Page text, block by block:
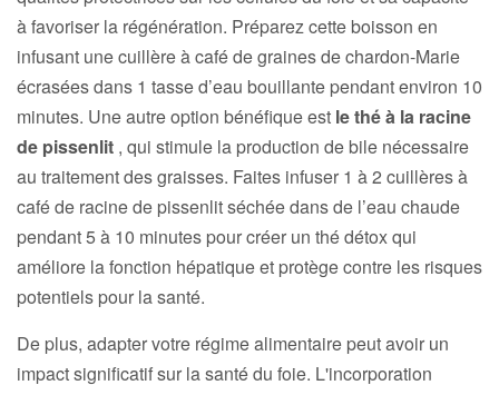
à favoriser la régénération. Préparez cette boisson en
infusant une cuillère à café de graines de chardon-Marie
écrasées dans 1 tasse d’eau bouillante pendant environ 10
minutes. Une autre option bénéfique est le thé à la racine
de pissenlit , qui stimule la production de bile nécessaire
au traitement des graisses. Faites infuser 1 à 2 cuillères à
café de racine de pissenlit séchée dans de l’eau chaude
pendant 5 à 10 minutes pour créer un thé détox qui
améliore la fonction hépatique et protège contre les risques
potentiels pour la santé.
De plus, adapter votre régime alimentaire peut avoir un
impact significatif sur la santé du foie. L'incorporation